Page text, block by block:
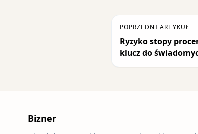
POPRZEDNI ARTYKUŁ
Ryzyko stopy
klucz do
Bizner